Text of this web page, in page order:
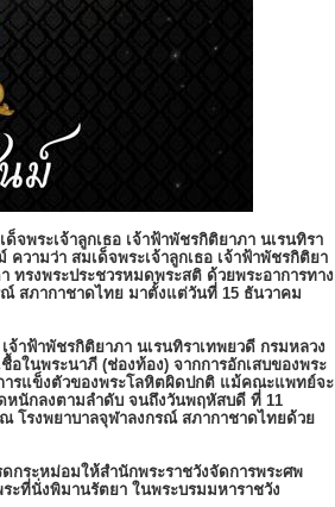
จพระเจ้าลูกเธอ เจ้าฟ้าพัชรกิติยาภา นเรนทิรา
วามว่า สมเด็จพระเจ้าลูกเธอ เจ้าฟ้าพัชรกิติยา
ทรงพระประชวรหมดพระสติ ด้วยพระอาการทาง
ณ์ สภากาชาดไทย มาตั้งแต่วันที่ 15 ธันวาคม
าฟ้าพัชรกิติยาภา นเรนทิราเทพยวดี กรมหลวง
ในพระนาภี (ช่องท้อง) จากการอักเสบของพระ
รแข็งตัวของพระโลหิตผิดปกติ แม้คณะแพทย์จะ
หนักลงตามลำดับ จนถึงวันพฤหัสบดี ที่ 11
โรงพยาบาลจุฬาลงกรณ์ สภากาชาดไทยด้วย
กระหม่อมให้สำนักพระราชวังจัดการพระศพ
ะที่นั่งพิมานรัตยา ในพระบรมมหาราชวัง